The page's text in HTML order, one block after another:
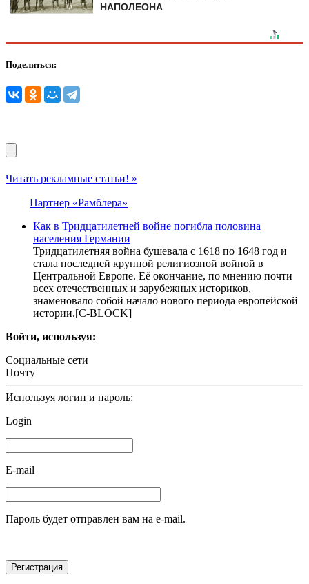
НАПОЛЕОНА
Поделиться:
Читать рекламные статьи! »
Партнер «Рамблера»
Как в Тридцатилетней войне погибла половина
населения Германии
Тридцатилетняя война бушевала с 1618 по 1648 год и
стала последней крупной религиозной войной в
Центральной Европе. Её окончание, по мнению почти
всех отечественных и зарубежных историков,
знаменовало собой начало нового периода европейской
истории.[С-BLOCK]
Войти, используя:
Социальные сети
Почту
Используя логин и пароль:
Login
E-mail
Пароль будет отправлен вам на e-mail.